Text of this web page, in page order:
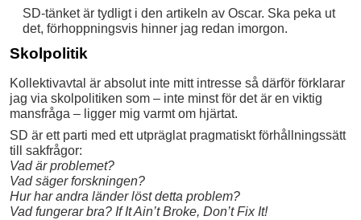
SD-tänket är tydligt i den artikeln av Oscar. Ska peka ut
det, förhoppningsvis hinner jag redan imorgon.
Skolpolitik
Kollektivavtal är absolut inte mitt intresse så därför förklarar
jag via skolpolitiken som – inte minst för det är en viktig
mansfråga – ligger mig varmt om hjärtat.
SD är ett parti med ett utpräglat pragmatiskt förhållningssätt
till sakfrågor:
Vad är problemet?
Vad säger forskningen?
Hur har andra länder löst detta problem?
Vad fungerar bra? If It Ain’t Broke, Don’t Fix It!